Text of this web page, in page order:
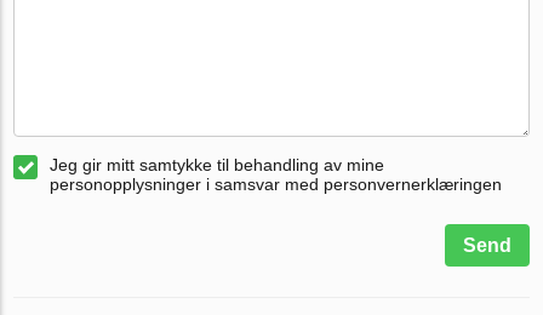
Jeg gir mitt samtykke til behandling av mine
personopplysninger i samsvar med personvernerklæringen
Send